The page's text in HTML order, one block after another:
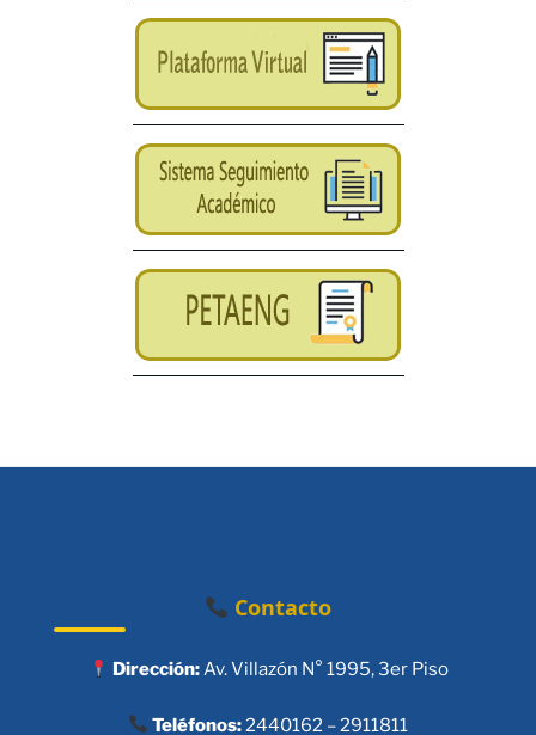
Contacto
Dirección:Av. Villazón N° 1995, 3er Piso
Teléfonos:2440162 – 2911811